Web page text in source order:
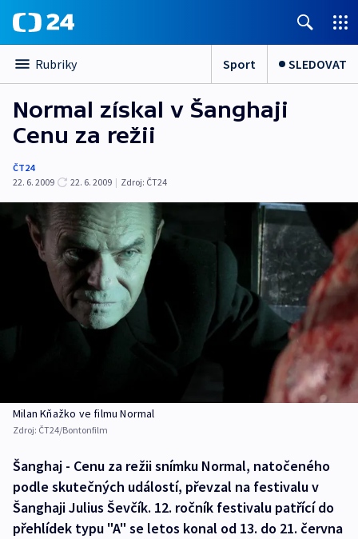
Rubriky Sport SLEDOVAT
Normal získal v Šanghaji
Cenu za režii
ČT24
22. 6. 2009
22. 6. 2009 | Zdroj: ČT24
Milan Kňažko ve filmu Normal
Zdroj: ČT24/Bontonfilm
Šanghaj - Cenu za režii snímku Normal, natočeného
podle skutečných událostí, převzal na festivalu v
Šanghaji Julius Ševčík. 12. ročník festivalu patřící do
přehlídek typu "A" se letos konal od 13. do 21. června